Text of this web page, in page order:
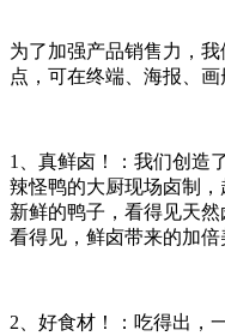
为了加强产品销售力，
点，可在终端、海报、画
1 、真鲜卤！：我们创造
辣怪鸭的大厨现场卤制
新鲜的鸭子，看得见天
看得见，鲜卤带来的加倍
2 、好食材！：吃得出，